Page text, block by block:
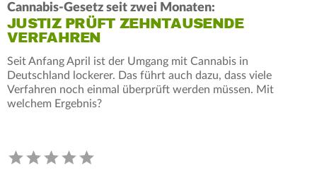
Cannabis-Gesetz seit zwei Monaten:
JUSTIZ PRÜFT ZEHNTAUSENDE
VERFAHREN
Seit Anfang April ist der Umgang mit Cannabis in
Deutschland lockerer. Das führt auch dazu, dass viele
Verfahren noch einmal überprüft werden müssen. Mit
welchem Ergebnis?